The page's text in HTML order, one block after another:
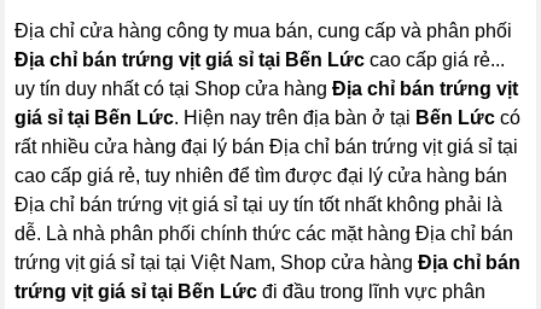
Địa chỉ cửa hàng công ty mua bán, cung cấp và phân phối
Địa chỉ bán trứng vịt giá sỉ tại Bến Lức cao cấp giá rẻ...
uy tín duy nhất có tại Shop cửa hàngĐịa chỉ bán trứng vịt
giá sỉ tại Bến Lức. Hiện nay trên địa bàn ở tại Bến Lức có
rất nhiều cửa hàng đại lý bán Địa chỉ bán trứng vịt giá sỉ tại
cao cấp giá rẻ, tuy nhiên để tìm được đại lý cửa hàng bán
Địa chỉ bán trứng vịt giá sỉ tại uy tín tốt nhất không phải là
dễ. Là nhà phân phối chính thức các mặt hàng Địa chỉ bán
trứng vịt giá sỉ tại tại Việt Nam, Shop cửa hàngĐịa chỉ bán
trứng vịt giá sỉ tại Bến Lức đi đầu trong lĩnh vực phân